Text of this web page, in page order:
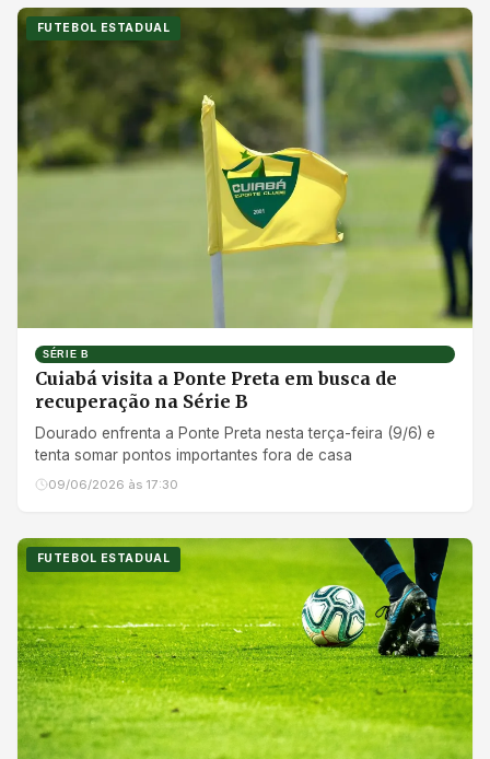
FUTEBOL ESTADUAL
SÉRIE B
Cuiabá visita a Ponte Preta em busca de
recuperação na Série B
Dourado enfrenta a Ponte Preta nesta terça-feira (9/6) e
tenta somar pontos importantes fora de casa
09/06/2026 às 17:30
FUTEBOL ESTADUAL